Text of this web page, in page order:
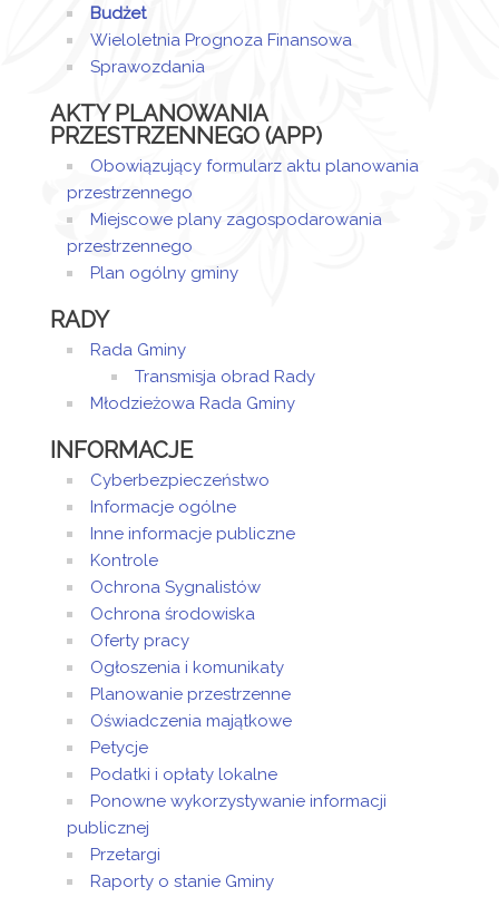
Prognozy Finansowej
Liczba artykułów: 1
Budżet
Wieloletnia Prognoza Finansowa
Sprawozdania
AKTY PLANOWANIA
PRZESTRZENNEGO (APP)
Obowiązujący formularz aktu planowania
przestrzennego
Miejscowe plany zagospodarowania
przestrzennego
Plan ogólny gminy
RADY
Rada Gminy
Transmisja obrad Rady
Młodzieżowa Rada Gminy
INFORMACJE
Cyberbezpieczeństwo
Informacje ogólne
Inne informacje publiczne
Kontrole
Ochrona Sygnalistów
Ochrona środowiska
Oferty pracy
Ogłoszenia i komunikaty
Planowanie przestrzenne
Oświadczenia majątkowe
Petycje
Podatki i opłaty lokalne
Ponowne wykorzystywanie informacji
publicznej
Przetargi
Raporty o stanie Gminy